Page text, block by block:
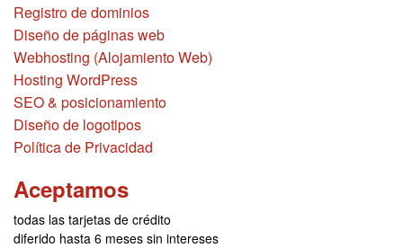
Registro de dominios
Diseño de páginas web
Webhosting (Alojamiento Web)
Hosting WordPress
SEO & posicionamiento
Diseño de logotipos
Política de Privacidad
Aceptamos
todas las tarjetas de crédito
diferido hasta 6 meses sin intereses